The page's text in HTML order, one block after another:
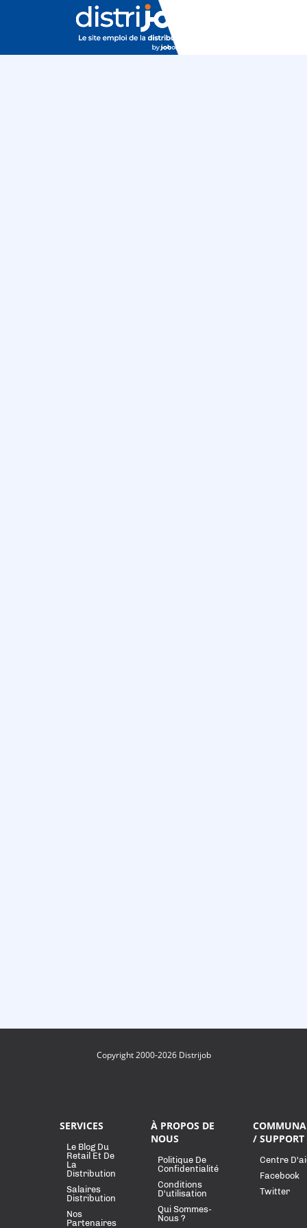
Copyright 2000-2026 Distrijob
SERVICES
Le Blog Du
Retail Et De
La
Distribution
Salaires
Distribution
Nos
Partenaires
À PROPOS DE
NOUS
Politique De
Confidentialité
Conditions
D'utilisation
Qui Sommes-
Nous ?
/ SUPPORT
Centre
Facebook
Twitter